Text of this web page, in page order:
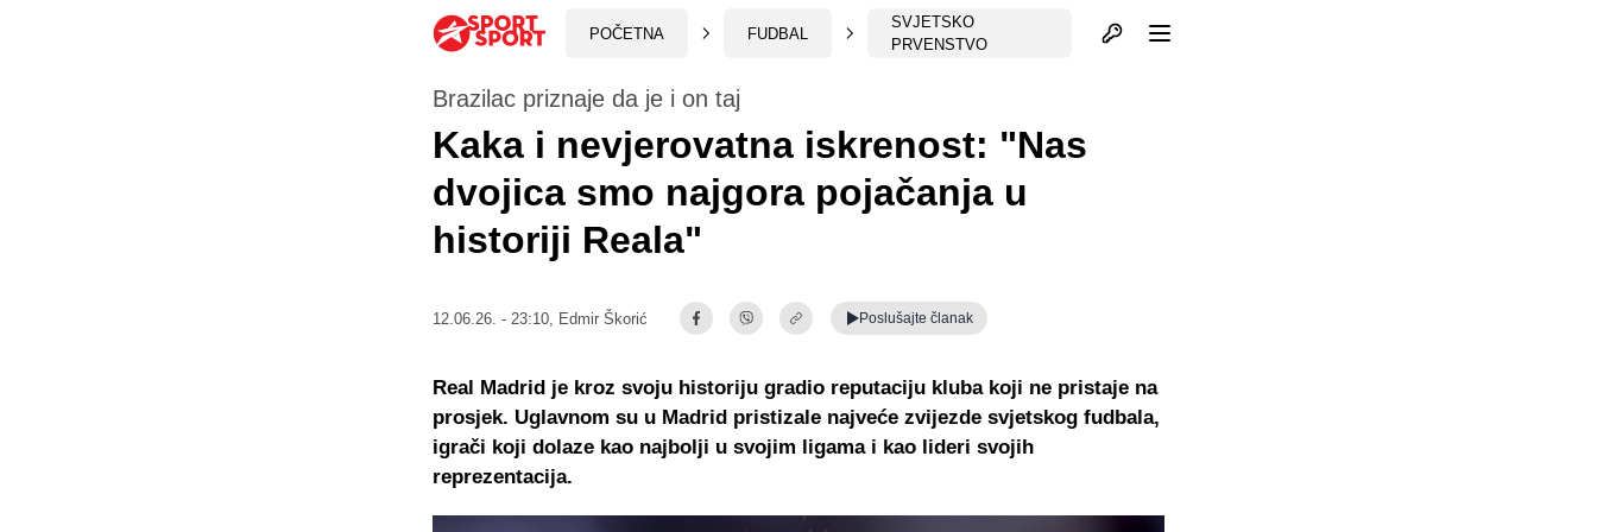
POČETNA FUDBAL
SVJETSKO
PRVENSTVO
Otvori profil
Brazilac priznaje da je i on taj
Kaka i nevjerovatna iskrenost: "Nas
dvojica smo najgora pojačanja u
historiji Reala"
12.06.26. - 23:10, Edmir Škorić Poslušajte članak
Real Madrid je kroz svoju historiju gradio reputaciju kluba koji ne pristaje na
prosjek. Uglavnom su u Madrid pristizale najveće zvijezde svjetskog fudbala,
igrači koji dolaze kao najbolji u svojim ligama i kao lideri svojih
reprezentacija.